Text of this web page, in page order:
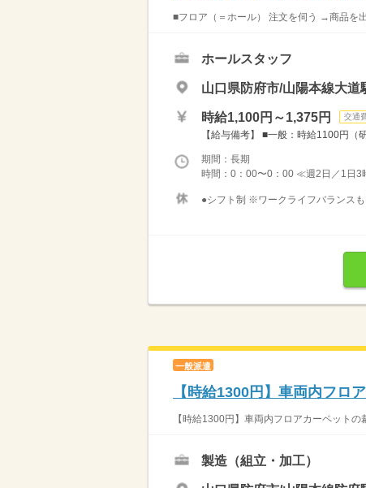
■フロア（＝ホール） 注文を伺う →商品を
ホールスタッフ
山口県防府市/山陽本線大道
時給1,100円～1,375円 交通
【給与備考】 ■一般：時給1100円
期間：長期
時間：0：00〜0：00 ≪週2日／1日
●シフト制 ※ワークライフバランス
一般派遣
【時給1300円】車両内フロ
【時給1300円】車両内フロアカーペット
製造（組立・加工）